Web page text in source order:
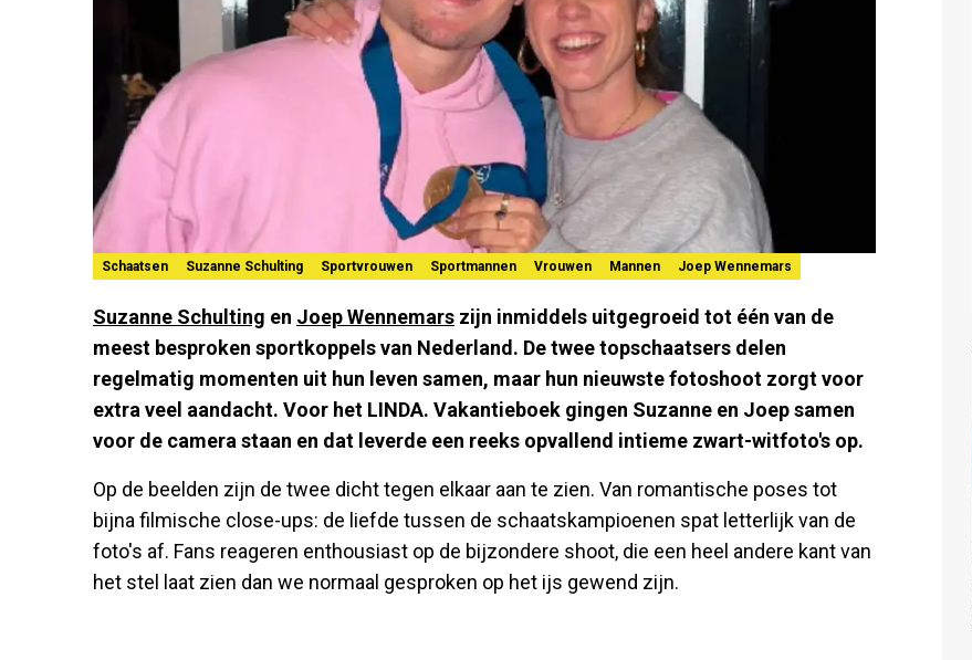
Schaatsen Suzanne Schulting Sportvrouwen Sportmannen Vrouwen Mannen Joep Wennemars
Suzanne Schulting en Joep Wennemars zijn inmiddels uitgegroeid tot één van de
meest besproken sportkoppels van Nederland. De twee topschaatsers delen
regelmatig momenten uit hun leven samen, maar hun nieuwste fotoshoot zorgt voor
extra veel aandacht. Voor het LINDA. Vakantieboek gingen Suzanne en Joep samen
voor de camera staan en dat leverde een reeks opvallend intieme zwart-witfoto's op.
Op de beelden zijn de twee dicht tegen elkaar aan te zien. Van romantische poses tot
bijna filmische close-ups: de liefde tussen de schaatskampioenen spat letterlijk van de
foto's af. Fans reageren enthousiast op de bijzondere shoot, die een heel andere kant van
het stel laat zien dan we normaal gesproken op het ijs gewend zijn.